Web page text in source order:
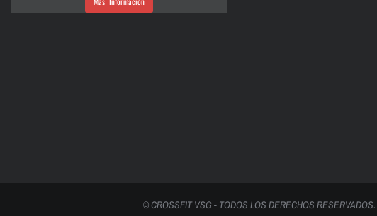
© CROSSFIT VSG - TODOS LOS DERECHOS RESERVADOS.